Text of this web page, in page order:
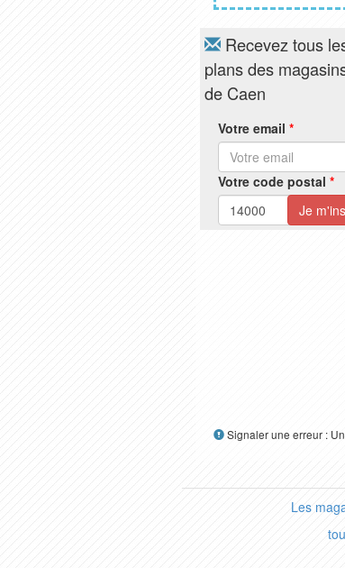
Recevez tous
plans des
de Caen
Votre email *
Votre code postal *
Signaler une erreur :
Les